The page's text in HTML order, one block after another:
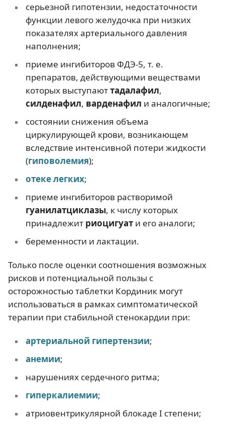
серьезной гипотензии, недостаточности
функции левого желудочка при низких
показателях артериального давления
наполнения;
приеме ингибиторов ФДЭ-5, т. е.
препаратов, действующими веществами
которых выступаюттадалафил,
силденафил, варденафил и аналогичные;
состоянии снижения объема
циркулирующей крови, возникающем
вследствие интенсивной потери жидкости
(гиповолемия);
отеке легких;
приеме ингибиторов растворимой
гуанилатциклазы, к числу которых
принадлежит риоцигуати его аналоги;
беременности и лактации.
Только после оценки соотношения возможных
рисков и потенциальной пользы с
осторожностью таблетки Кординик могут
использоваться в рамках симптоматической
терапии при стабильной стенокардии при:
артериальной гипертензии;
анемии;
нарушениях сердечного ритма;
гиперкалиемии;
атриовентрикулярной блокаде I степени;